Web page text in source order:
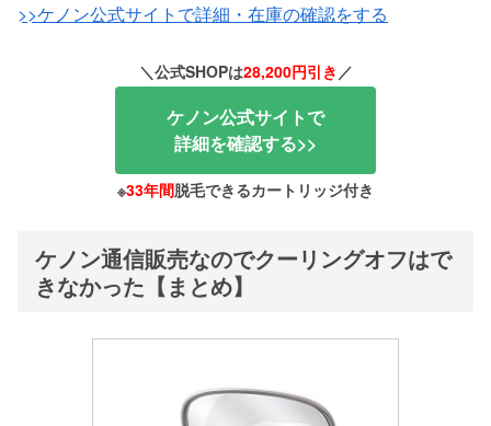
>>ケノン公式サイトで詳細・在庫の確認をする
＼公式SHOPは28,200円引き ／
ケノン公式サイトで
詳細を確認する>>
※33年間脱毛できるカートリッジ付き
ケノン通信販売なのでクーリングオフはで
きなかった【まとめ】